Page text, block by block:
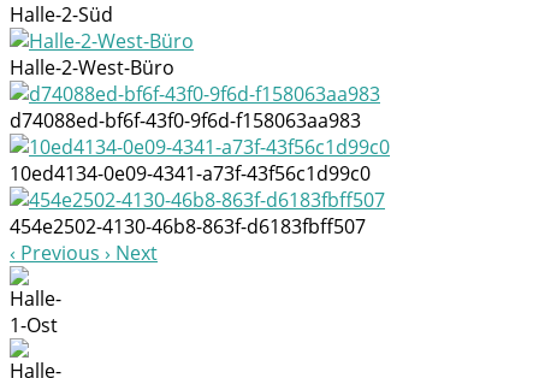
Halle-2-Süd
Halle-2-West-Büro
d74088ed-bf6f-43f0-9f6d-f158063aa983
10ed4134-0e09-4341-a73f-43f56c1d99c0
454e2502-4130-46b8-863f-d6183fbff507
Previous
Next